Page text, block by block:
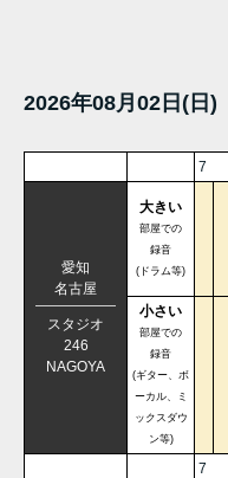
2026年08月02日(日)
7
愛知
名古屋
スタジオ
246
NAGOYA
大きい
部屋での
録音
(ドラム等)
小さい
部屋での
録音
(ギター、ボ
ーカル、ミ
ックスダウ
ン等)
7